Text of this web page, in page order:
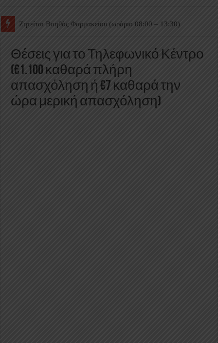
Ζητείται Βοηθός Θαλάμου
Θέσεις για το Τηλεφωνικό Κέντρο
(€1.100 καθαρά πλήρη
απασχόληση ή €7 καθαρά την
ώρα μερική απασχόληση)